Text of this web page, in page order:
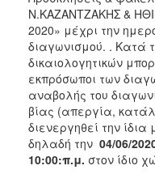
Ν.ΚΑΖΑΝΤΖΑΚΗΣ &
2020» μέχρι την
διαγωνισμού. . Κατά
δικαιολογητικών
εκπρόσωποι των
αναβολής του
βίας (απεργία,
διενεργηθεί την
δηλαδή την 04/06/
10:00:π.μ. στον ίδιο